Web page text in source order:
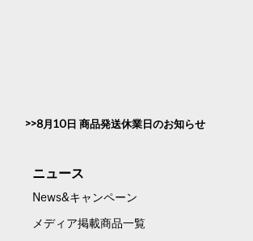
8月10日 商品発送休業日のお知らせ
ニュース
News&キャンペーン
メディア掲載商品一覧